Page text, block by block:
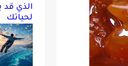
الذي قد
لحياتك